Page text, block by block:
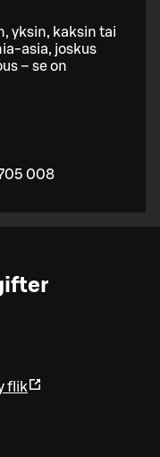
yksin, kaksin tai
asia, joskus
– se on
008
flik